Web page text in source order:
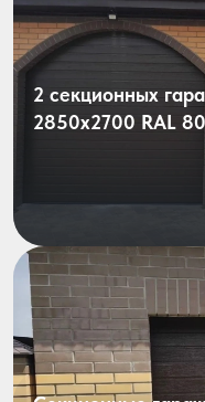
2 секционных
2850х2700 RAL